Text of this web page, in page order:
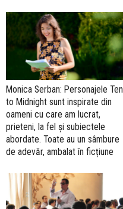
Monica Serban: Personajele Ten
to Midnight sunt inspirate din
oameni cu care am lucrat,
prieteni, la fel și subiectele
abordate. Toate au un sâmbure
de adevăr, ambalat în ficțiune